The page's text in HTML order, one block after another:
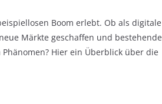
Boom erlebt. Ob als digitale
Märkte geschaffen und bestehende
Hier ein Überblick über die